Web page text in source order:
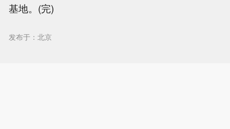
基地。(完)
发布于：北京